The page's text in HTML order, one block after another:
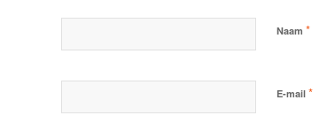
Naam *
E-mail *